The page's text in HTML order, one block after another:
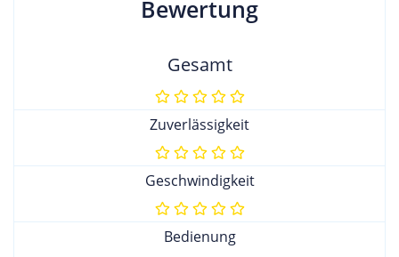
Bewertung
Gesamt
Zuverlässigkeit
Geschwindigkeit
Bedienung